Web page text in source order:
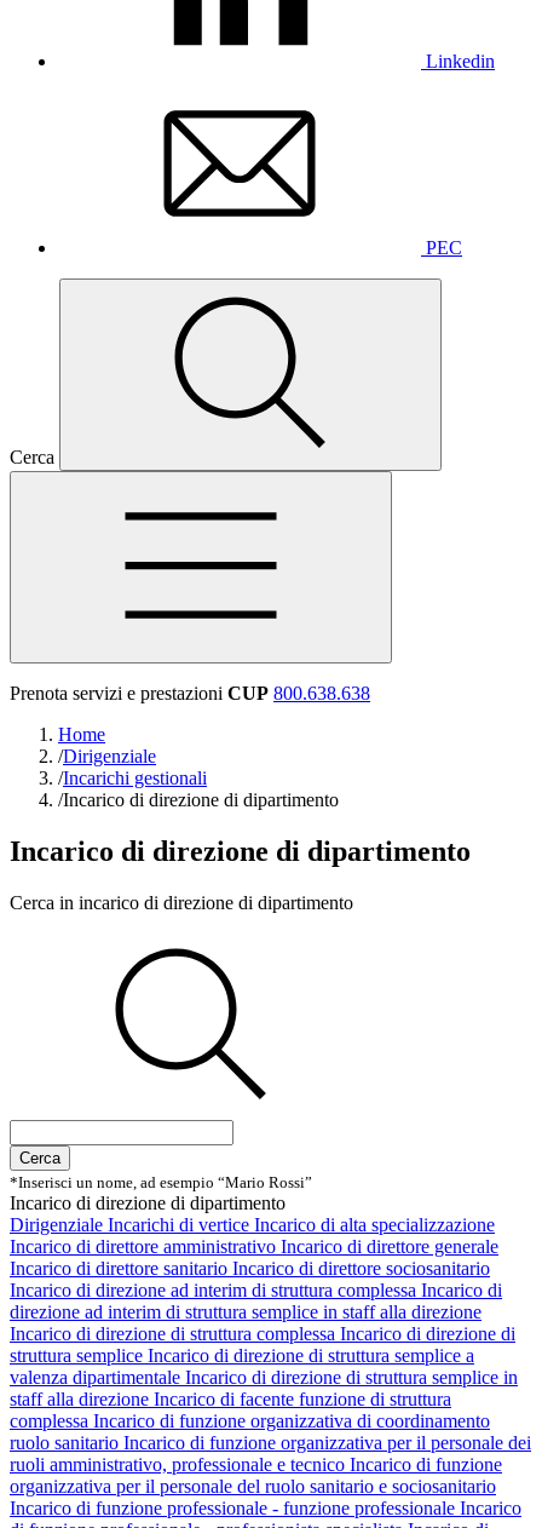
Linkedin
PEC
Cerca
Prenota servizi e prestazioni CUP 800.638.638
Home
/Dirigenziale
/Incarichi gestionali
/Incarico di direzione di dipartimento
Incarico di direzione di dipartimento
Cerca in incarico di direzione di dipartimento
Cerca
*Inserisci un nome, ad esempio “Mario Rossi”
Incarico di direzione di dipartimento
Dirigenziale Incarichi di vertice Incarico di alta specializzazione
Incarico di direttore amministrativo Incarico di direttore generale
Incarico di direttore sanitario Incarico di direttore sociosanitario
Incarico di direzione ad interim di struttura complessa Incarico di
direzione ad interim di struttura semplice in staff alla direzione
Incarico di direzione di struttura complessa Incarico di direzione di
struttura semplice Incarico di direzione di struttura semplice a
valenza dipartimentale Incarico di direzione di struttura semplice in
staff alla direzione Incarico di facente funzione di struttura
complessa Incarico di funzione organizzativa di coordinamento
ruolo sanitario Incarico di funzione organizzativa per il personale dei
ruoli amministrativo, professionale e tecnico Incarico di funzione
organizzativa per il personale del ruolo sanitario e sociosanitario
Incarico di funzione professionale - funzione professionale Incarico